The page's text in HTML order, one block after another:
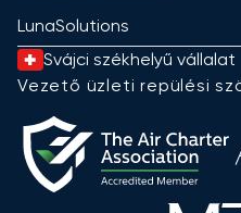
LunaSolutions
Svájci székhelyű vállalat
Vezető üzleti repülési